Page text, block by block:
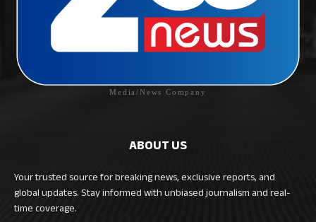
Media/News Company
ABOUT US
Your trusted source for breaking news, exclusive reports, and
global updates. Stay informed with unbiased journalism and real-
time coverage.